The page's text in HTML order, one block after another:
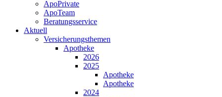
ApoPrivate
ApoTeam
Beratungsservice
Aktuell
Versicherungsthemen
Apotheke
2026
2025
Apotheke
Apotheke
2024